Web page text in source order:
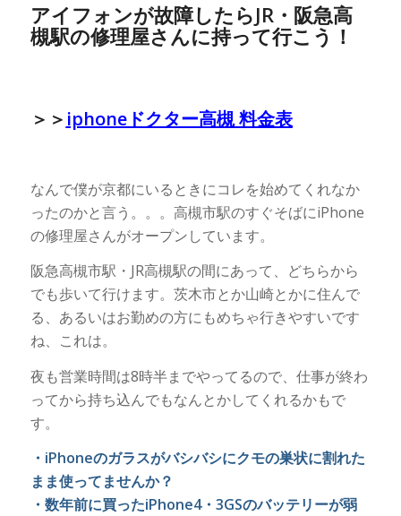
アイフォンが故障したらJR・阪急高
槻駅の修理屋さんに持って行こう！
＞＞ iphoneドクター高槻 料金表
なんで僕が京都にいるときにコレを始めてくれなか
ったのかと言う。。。高槻市駅のすぐそばにiPhone
の修理屋さんがオープンしています。
阪急高槻市駅・JR高槻駅の間にあって、どちらから
でも歩いて行けます。茨木市とか山崎とかに住んで
る、あるいはお勤めの方にもめちゃ行きやすいです
ね、これは。
夜も営業時間は8時半までやってるので、仕事が終わ
ってから持ち込んでもなんとかしてくれるかもで
す。
・iPhoneのガラスがバシバシにクモの巣状に割れた
まま使ってませんか？
・数年前に買ったiPhone4・3GSのバッテリーが弱